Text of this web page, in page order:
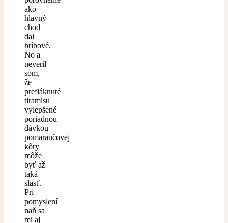
ako
hlavný
chod
dal
hríbové.
No a
neveril
som,
že
prefláknuté
tiramisu
vylepšené
poriadnou
dávkou
pomarančovej
kôry
môže
byť až
taká
slasť.
Pri
pomyslení
naň sa
mi aj